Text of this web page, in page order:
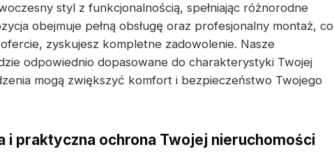
styl z funkcjonalnością, spełniając różnorodne
obejmuje pełną obsługę oraz profesjonalny montaż, co
zyskujesz kompletne zadowolenie. Nasze
odpowiednio dopasowane do charakterystyki Twojej
mogą zwiększyć komfort i bezpieczeństwo Twojego
i praktyczna ochrona Twojej nieruchomości